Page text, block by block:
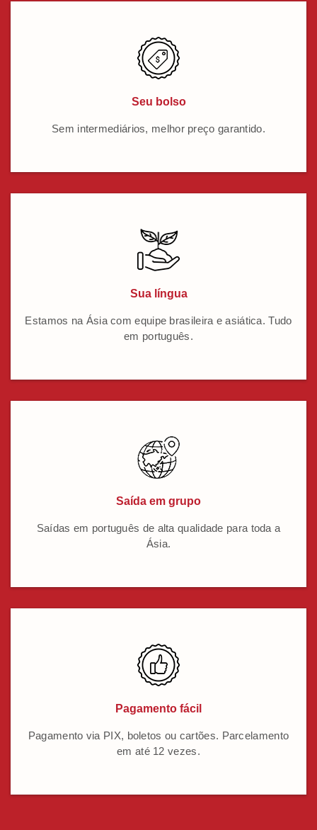
Seu bolso
Sem intermediários, melhor preço garantido.
Sua língua
Estamos na Ásia com equipe brasileira e asiática. Tudo
em português.
Saída em grupo
Saídas em português de alta qualidade para toda a
Ásia.
Pagamento fácil
Pagamento via PIX, boletos ou cartões. Parcelamento
em até 12 vezes.